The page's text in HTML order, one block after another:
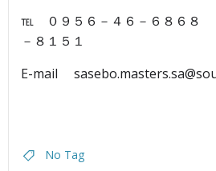
℡ ０９５６－４６－６８６８
－８１５１
E-mail
No Tag